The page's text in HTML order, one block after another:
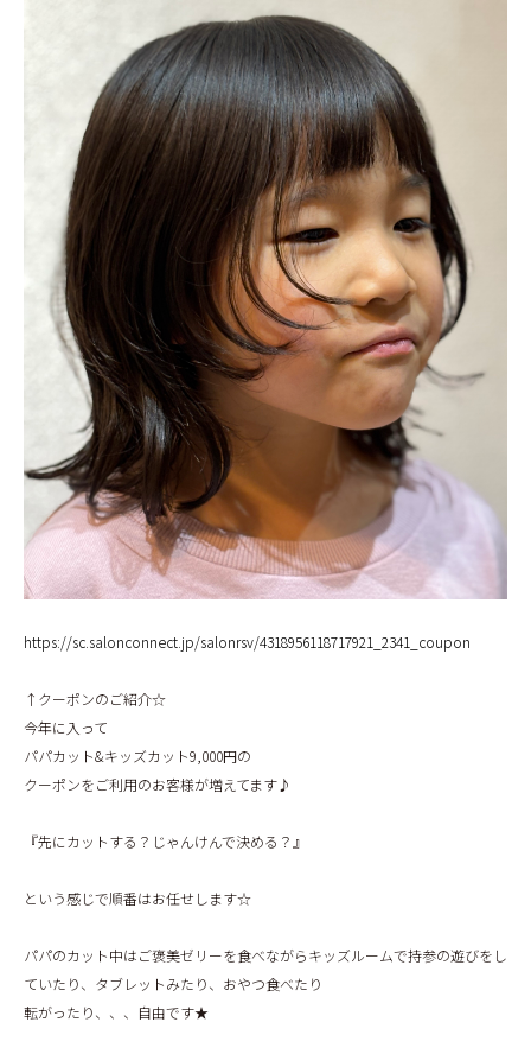
https://sc.salonconnect.jp/salonrsv/4318956118717921_2341_coupon
↑クーポンのご紹介☆
今年に入って
パパカット&キッズカット9,000円の
クーポンをご利用のお客様が増えてます♪
『先にカットする？じゃんけんで決める？』
という感じで順番はお任せします☆
パパのカット中はご褒美ゼリーを食べながらキッズルームで持参の遊びをし
ていたり、タブレットみたり、おやつ食べたり
転がったり、、、自由です★